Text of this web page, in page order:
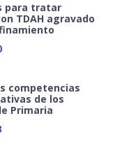
para tratar
TDAH agravado
competencias
de los
Primaria